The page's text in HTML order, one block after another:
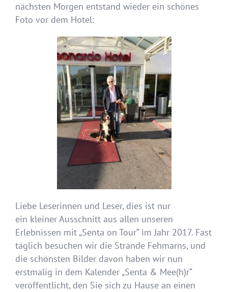
nächsten Morgen entstand wieder ein schönes
Foto vor dem Hotel:
Liebe Leserinnen und Leser, dies ist nur
ein kleiner Ausschnitt aus allen unseren
Erlebnissen mit „Senta on Tour“ im Jahr 2017. Fast
täglich besuchen wir die Strände Fehmarns, und
die schönsten Bilder davon haben wir nun
erstmalig in dem Kalender „Senta & Mee(h)r“
veröffentlicht, den Sie sich zu Hause an einen